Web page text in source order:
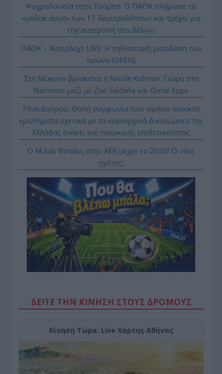
Ψυχρολουσία στην Τούμπα: Ο ΠΑΟΚ πλήρωσε το
«μπλακ άουτ» των 17 δευτερολέπτων και τρέχει για
την ανατροπή στο Βέλγιο
ΠΑΟΚ – Άντερλεχτ LIVE: Η τηλεοπτική μετάδοση του
αγώνα (OPEN)
Στη Μύκονο βρίσκεται η Nicole Kidman: Γεύμα στο
Nammos μαζί με Zoe Saldaña και Omar Epps
Ρένα Δούρου: Θολή συμφωνία που αφήνει ανοικτά
ερωτήματα σχετικά με τα κυριαρχικά δικαιώματα της
Ελλάδας έναντι της τουρκικής επιθετικότητας
Ο Μιλάν Βιτάλις στην ΑΕΚ μέχρι το 2030! Ο νέος
ηγέτης;
ΔΕΙΤΕ ΤΗΝ ΚΙΝΗΣΗ ΣΤΟΥΣ ΔΡΌΜΟΥΣ
Κίνηση Τώρα: Live Χάρτης Αθήνας